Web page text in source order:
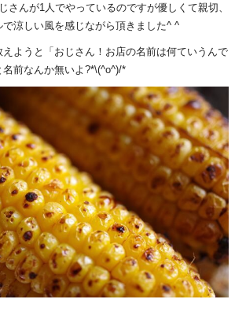
んが1人でやっているのですが優しくて親切、
涼しい風を感じながら頂きました^ ^
ようと「おじさん！お店の名前は何ていうんで
前なんか無いよ?*\(^o^)/*